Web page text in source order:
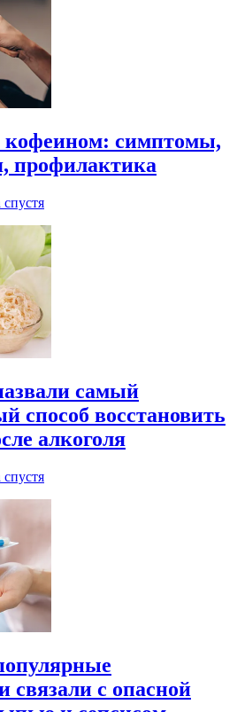
кофеином: симптомы,
профилактика
спустя
самый
способ восстановить
алкоголя
спустя
связали с опасной